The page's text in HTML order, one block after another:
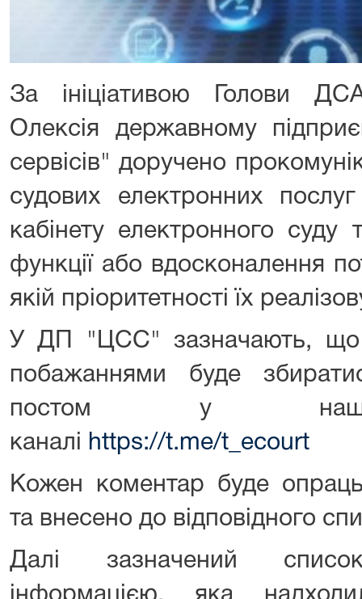
За ініціативою Голови
Олексія державному
сервісів" доручено
судових електронних
кабінету електронного суду
функції або вдосконалення
якій пріоритетності їх
У ДП "ЦСС" зазначають, що
побажаннями буде
постом у
каналі https://t.me/t_ecourt
Кожен коментар буде
та внесено до відповідного
Далі зазначений